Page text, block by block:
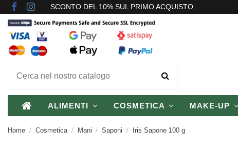
SCONTO DEL 10% SUL PRIMO ACQUISTO
ALIMENTI COSMETICA MAKE-UP
Home Cosmetica Mani Saponi Iris Sapone 100 g